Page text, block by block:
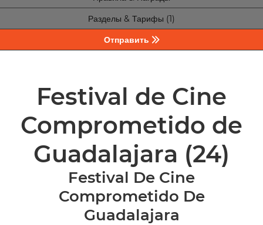
Разделы & Тарифы (1)
Отправить
Festival de Cine
Comprometido de
Guadalajara (24)
Festival De Cine
Comprometido De
Guadalajara